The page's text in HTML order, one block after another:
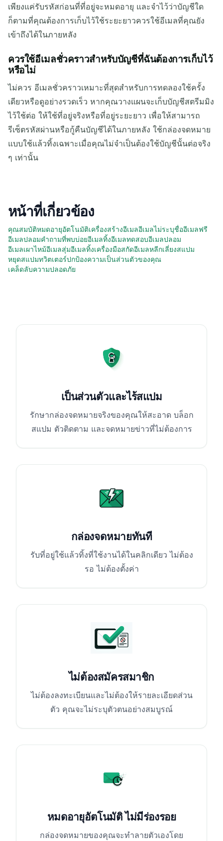
เพียงแค่รับรหัสก่อนที่ที่อยู่จะหมดอายุ และจำไว้ว่าบัญชีใด
ก็ตามที่คุณต้องการเก็บไว้ใช้ระยะยาวควรใช้อีเมลที่คุณยัง
เข้าถึงได้ในภายหลัง
ควรใช้อีเมลชั่วคราวสำหรับบัญชีที่ฉันต้องการเก็บไว้
หรือไม่
ไม่ควร อีเมลชั่วคราวเหมาะที่สุดสำหรับการทดลองใช้ครั้ง
เดียวหรือดูอย่างรวดเร็ว หากคุณวางแผนจะเก็บบัญชีสตรีมมิง
ไว้ใช้ต่อ ให้ใช้ที่อยู่จริงหรือที่อยู่ระยะยาว เพื่อให้สามารถ
รีเซ็ตรหัสผ่านหรือกู้คืนบัญชีได้ในภายหลัง ใช้กล่องจดหมาย
แบบใช้แล้วทิ้งเฉพาะเมื่อคุณไม่จำเป็นต้องใช้บัญชีนั้นต่อจริง
ๆ เท่านั้น
หน้าที่เกี่ยวข้อง
คุณสมบัติหมดอายุอัตโนมัติเครื่องสร้างอีเมลอีเมลไม่ระบุชื่ออีเมลฟรี
อีเมลปลอมคำถามที่พบบ่อยอีเมลทิ้งอีเมลทดสอบอีเมลปลอม
อีเมลเผาไหม้อีเมลสุ่มอีเมลทิ้งเครื่องมือสกัดอีเมลหลีกเลี่ยงสแปม
หยุดสแปมทวิตเตอร์ปกป้องความเป็นส่วนตัวของคุณ
เคล็ดลับความปลอดภัย
เป็นส่วนตัวและไร้สแปม
รักษากล่องจดหมายจริงของคุณให้สะอาด บล็อก
สแปม ตัวติดตาม และจดหมายข่าวที่ไม่ต้องการ
กล่องจดหมายทันที
รับที่อยู่ใช้แล้วทิ้งที่ใช้งานได้ในคลิกเดียว ไม่ต้อง
รอ ไม่ต้องตั้งค่า
ไม่ต้องสมัครสมาชิก
ไม่ต้องลงทะเบียนและไม่ต้องให้รายละเอียดส่วน
ตัว คุณจะไม่ระบุตัวตนอย่างสมบูรณ์
หมดอายุอัตโนมัติ ไม่มีร่องรอย
กล่องจดหมายของคุณจะทำลายตัวเองโดย